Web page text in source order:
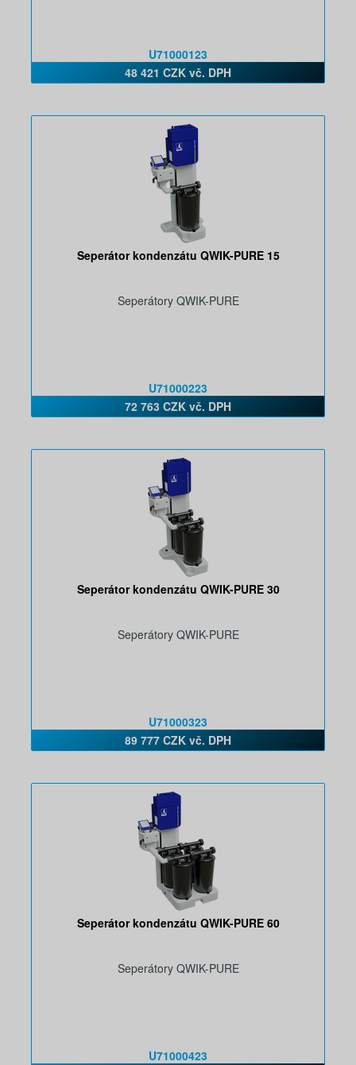
U71000123
48 421 CZK vč. DPH
Seperátor kondenzátu QWIK-PURE 15
Seperátory QWIK-PURE
U71000223
72 763 CZK vč. DPH
Seperátor kondenzátu QWIK-PURE 30
Seperátory QWIK-PURE
U71000323
89 777 CZK vč. DPH
Seperátor kondenzátu QWIK-PURE 60
Seperátory QWIK-PURE
U71000423